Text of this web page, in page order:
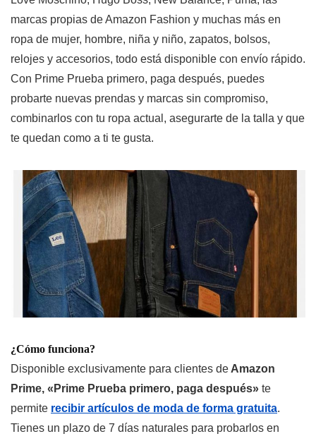
marcas propias de Amazon Fashion y muchas más en
ropa de mujer, hombre, niña y niño, zapatos, bolsos,
relojes y accesorios, todo está disponible con envío rápido.
Con Prime Prueba primero, paga después, puedes
probarte nuevas prendas y marcas sin compromiso,
combinarlos con tu ropa actual, asegurarte de la talla y que
te quedan como a ti te gusta.
¿Cómo funciona?
Disponible exclusivamente para clientes de Amazon
Prime, «Prime Prueba primero, paga después» te
permite recibir artículos de moda de forma gratuita.
Tienes un plazo de 7 días naturales para probarlos en